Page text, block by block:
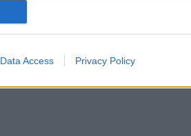
Data Access Privacy Policy